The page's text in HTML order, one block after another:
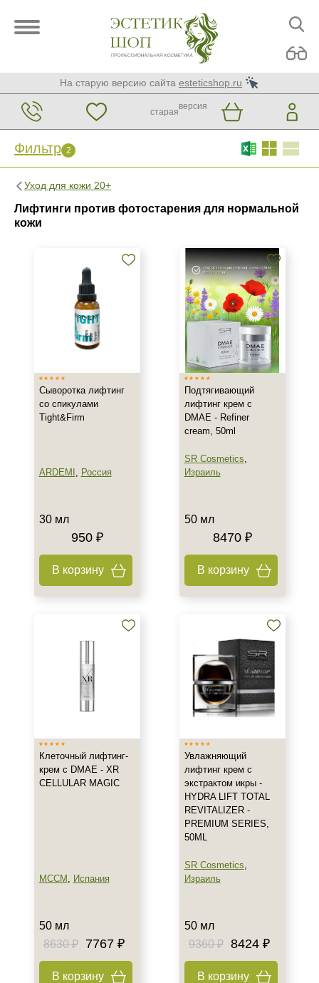
На старую версию сайта esteticshop.ru
старая
версия
Фильтр 2
Уход для кожи 20+
Лифтинги против фотостарения для нормальной
кожи
Фильтр 2 Сброс
Бренд
SR Cosmetics
Россия
Показать еще
Тип товара
Гель
Класс косметики
Домашняя
Профессиональная
Все типы кожи
Возраст
Любой возраст
Моделирование
Показать еще
Назначение против
Сыворотка лифтинг
со спикулами
Tight&Firm
ARDEMI , Россия
30 мл
950 ₽
В корзину
Подтягивающий
лифтинг крем с
DMAE - Refiner
cream, 50ml
SR Cosmetics,
Израиль
50 мл
8470 ₽
В корзину
Клеточный лифтинг-
крем с DMAE - XR
CELLULAR MAGIC
MCCM , Испания
50 мл
8630 ₽
7767 ₽
В корзину
Увлажняющий
лифтинг крем с
экстрактом икры -
HYDRA LIFT TOTAL
REVITALIZER -
PREMIUM SERIES,
50ML
SR Cosmetics,
Израиль
50 мл
9360 ₽
8424 ₽
В корзину